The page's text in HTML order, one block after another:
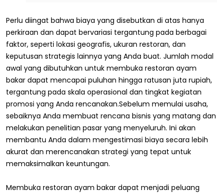
Perlu diingat bahwa biaya yang disebutkan di atas hanya
perkiraan dan dapat bervariasi tergantung pada berbagai
faktor, seperti lokasi geografis, ukuran restoran, dan
keputusan strategis lainnya yang Anda buat. Jumlah modal
awal yang dibutuhkan untuk membuka restoran ayam
bakar dapat mencapai puluhan hingga ratusan juta rupiah,
tergantung pada skala operasional dan tingkat kegiatan
promosi yang Anda rencanakan.Sebelum memulai usaha,
sebaiknya Anda membuat rencana bisnis yang matang dan
melakukan penelitian pasar yang menyeluruh. Ini akan
membantu Anda dalam mengestimasi biaya secara lebih
akurat dan merencanakan strategi yang tepat untuk
memaksimalkan keuntungan.
Membuka restoran ayam bakar dapat menjadi peluang